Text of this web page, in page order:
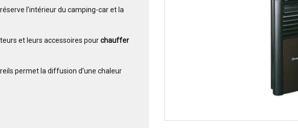
l’intérieur du camping-car et la
et leurs accessoires pourchauffer
permet la diffusion d’une chaleur